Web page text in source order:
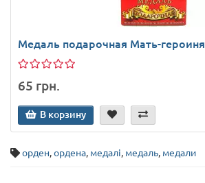
Медаль подарочная Мать-героиня
65 грн.
В корзину
орден,ордена, медалі, медаль, медали